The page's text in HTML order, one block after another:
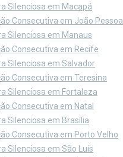
Silenciosa em Macapá
Consecutiva em João Pessoa
Silenciosa em Manaus
Consecutiva em Recife
Silenciosa em Salvador
Consecutiva em Teresina
Silenciosa em Fortaleza
Consecutiva em Natal
Silenciosa em Brasília
Consecutiva em Porto Velho
Silenciosa em São Luís